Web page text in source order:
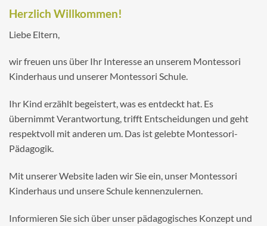
Herzlich Willkommen!
Liebe Eltern,
wir freuen uns über Ihr Interesse an unserem Montessori
Kinderhaus und unserer Montessori Schule.
Ihr Kind erzählt begeistert, was es entdeckt hat. Es
übernimmt Verantwortung, trifft Entscheidungen und geht
respektvoll mit anderen um. Das ist gelebte Montessori-
Pädagogik.
Mit unserer Website laden wir Sie ein, unser Montessori
Kinderhaus und unsere Schule kennenzulernen.
Informieren Sie sich über unser pädagogisches Konzept und